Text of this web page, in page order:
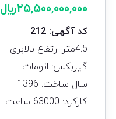
۲۵,۵۰۰,۰۰۰,۰۰۰﷼
کد آگهی: 212
4.5متر ارتفاع بالابری
گیربکس: اتومات
سال ساخت: 1396
کارکرد: 63000 ساعت